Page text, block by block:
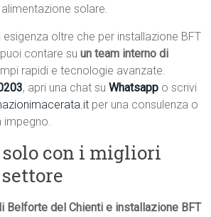
solare.
esigenza oltre che per installazione BFT
puoi contare suun team interno di
rapidi e tecnologie avanzate.
, apri una chat suWhatsapp o scrivi
per una consulenza o
impegno.
con i migliori
Belforte del Chienti e installazione BFT